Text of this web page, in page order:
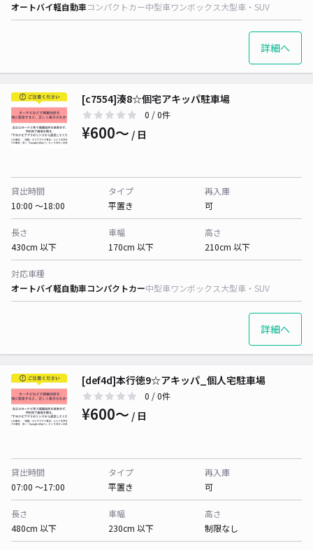
オートバイ軽自動車コンパクトカー中型車ワンボックス大型車・SUV
詳細へ
[c7554]湊8☆個宅アキッパ駐車場
0 / 0件
¥600〜 / 日
貸出時間
10:00 〜18:00
タイプ
平置き
再入庫
可
長さ
430cm 以下
車幅
170cm 以下
高さ
210cm 以下
対応車種
オートバイ軽自動車コンパクトカー中型車ワンボックス大型車・SUV
詳細へ
[def4d]本行徳9☆アキッパ_個人宅駐車場
0 / 0件
¥600〜 / 日
貸出時間
07:00 〜17:00
タイプ
平置き
再入庫
可
長さ
480cm 以下
車幅
230cm 以下
高さ
制限なし